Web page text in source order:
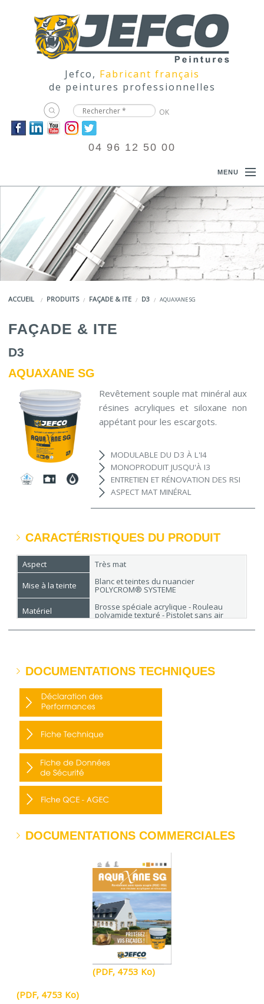
Jefco, Fabricant français
de peintures professionnelles
04 96 12 50 00
MENU
ACCUEIL
PRODUITS
DOCUMENTATIONS
COULEURS
LA MARQUE JEFCO®
ACCUEIL PRODUITS FAÇADE & ITE D3 AQUAXANE SG
FAÇADE & ITE
D3
AQUAXANE SG
Revêtement souple mat minéral aux
résines acryliques et siloxane non
appétant pour les escargots.
MODULABLE DU D3 À L'I4
MONOPRODUIT JUSQU'À I3
ENTRETIEN ET RÉNOVATION DES RSI
ASPECT MAT MINÉRAL
CARACTÉRISTIQUES DU PRODUIT
Aspect
Très mat
Mise à la teinte
Blanc et teintes du nuancier
POLYCROM® SYSTEME
Matériel
Brosse spéciale acrylique - Rouleau
polyamide texturé - Pistolet sans air
Rendement
Variable selon systèmes
Conditionnement
4 L - 15 L
DOCUMENTATIONS TECHNIQUES
DOCUMENTATIONS COMMERCIALES
(PDF, 4753 Ko)
(PDF, 4753 Ko)